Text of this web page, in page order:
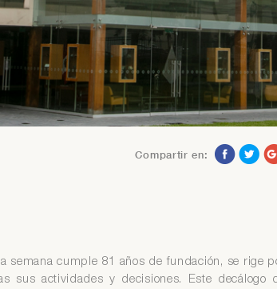
Compartir en:
semana cumple 81 años de fundación, se rige
sus actividades y decisiones. Este decálogo
problemas para recuperar su contraseña
problemas para recuperar su contraseña
Servicio al Asociado al teléfono 313-4160 anexo
asociados@iimp.org.pe